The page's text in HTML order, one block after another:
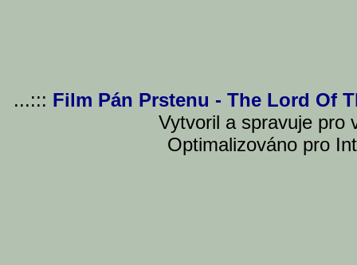
...::: Film Pán Prstenu - The Lord Of
Vytvoril a spravuje pro
Optimalizováno pro